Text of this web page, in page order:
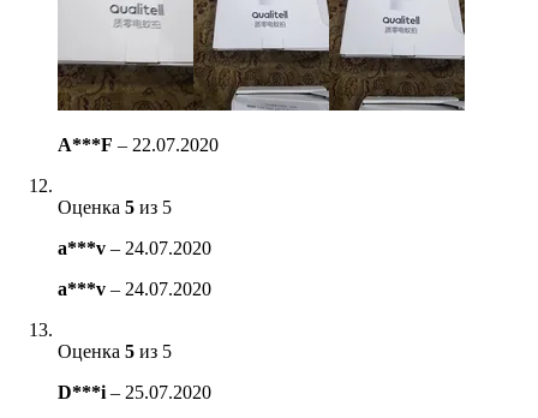
A***F – 22.07.2020
Оценка 5 из 5
a***v – 24.07.2020
a***v – 24.07.2020
Оценка 5 из 5
D***i – 25.07.2020